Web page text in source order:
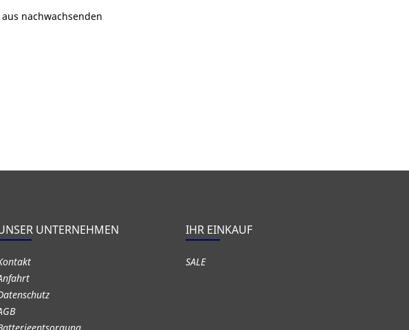
nachwachsenden
UNTERNEHMEN IHR EINKAUF
SALE